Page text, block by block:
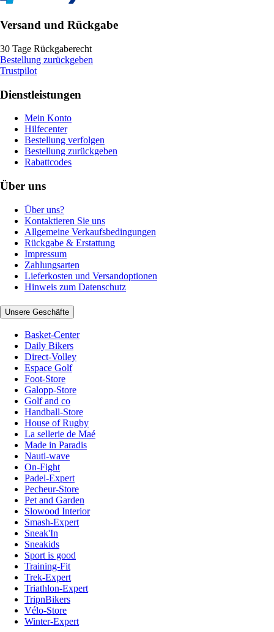
Versand und Rückgabe
30 Tage Rückgaberecht
Bestellung zurückgeben
Trustpilot
Dienstleistungen
Mein Konto
Hilfecenter
Bestellung verfolgen
Bestellung zurückgeben
Rabattcodes
Über uns
Über uns?
Kontaktieren Sie uns
Allgemeine Verkaufsbedingungen
Rückgabe & Erstattung
Impressum
Zahlungsarten
Lieferkosten und Versandoptionen
Hinweis zum Datenschutz
Unsere Geschäfte
Basket-Center
Daily Bikers
Direct-Volley
Espace Golf
Foot-Store
Galopp-Store
Golf and co
Handball-Store
House of Rugby
La sellerie de Maé
Made in Paradis
Nauti-wave
On-Fight
Padel-Expert
Pecheur-Store
Pet and Garden
Slowood Interior
Smash-Expert
Sneak'In
Sneakids
Sport is good
Training-Fit
Trek-Expert
Triathlon-Expert
TripnBikers
Vélo-Store
Winter-Expert